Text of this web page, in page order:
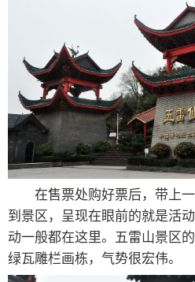
在售票处购好票后，带上一
到景区，呈现在眼前的就是活
动一般都在这里。五雷山景区
绿瓦雕栏画栋，气势很宏伟。